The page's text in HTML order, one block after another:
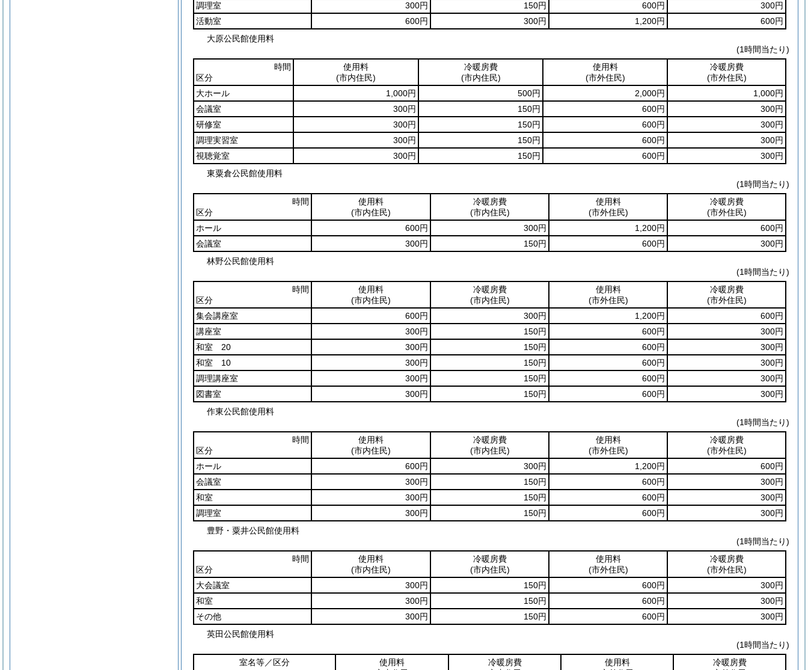
調理室
300円 150円 600円
300円
活動室
600円 300円 1,200円
600円
大原公民館使用料
(1時間当たり)
時間
区分
使用料
(市内住民)
冷暖房費
(市内住民)
使用料
(市外住民)
冷暖房費
(市外住民)
大ホール
1,000円 500円 2,000円
1,000円
会議室
300円 150円 600円
300円
研修室
300円 150円 600円
300円
調理実習室
300円 150円 600円
300円
視聴覚室
300円 150円 600円
300円
東粟倉公民館使用料
(1時間当たり)
時間
区分
使用料
(市内住民)
冷暖房費
(市内住民)
使用料
(市外住民)
冷暖房費
(市外住民)
ホール
600円 300円 1,200円
600円
会議室
300円 150円 600円
300円
林野公民館使用料
(1時間当たり)
時間
区分
使用料
(市内住民)
冷暖房費
(市内住民)
使用料
(市外住民)
冷暖房費
(市外住民)
集会講座室
600円 300円 1,200円
600円
講座室
300円 150円 600円
300円
和室 20
300円 150円 600円
300円
和室 10
300円 150円 600円
300円
調理講座室
300円 150円 600円
300円
図書室
300円 150円 600円
300円
作東公民館使用料
(1時間当たり)
時間
区分
使用料
(市内住民)
冷暖房費
(市内住民)
使用料
(市外住民)
冷暖房費
(市外住民)
ホール
600円 300円 1,200円
600円
会議室
300円 150円 600円
300円
和室
300円 150円 600円
300円
調理室
300円 150円 600円
300円
豊野・粟井公民館使用料
(1時間当たり)
時間
区分
使用料
(市内住民)
冷暖房費
(市内住民)
使用料
(市外住民)
冷暖房費
(市外住民)
大会議室
300円 150円 600円
300円
和室
300円 150円 600円
300円
その他
300円 150円 600円
300円
英田公民館使用料
(1時間当たり)
室名等／区分
使用料
冷暖房費
使用料
冷暖房費